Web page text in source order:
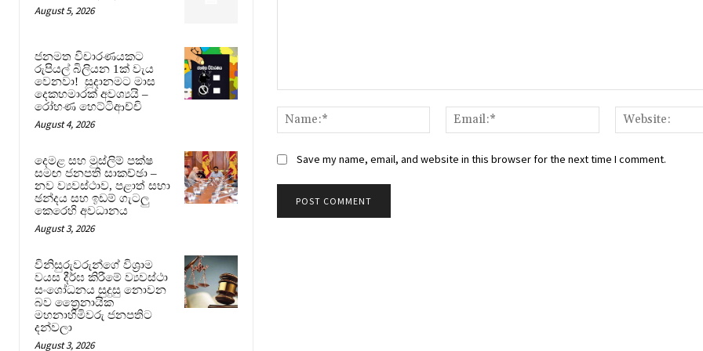
August 5, 2026
ජනමත විචාරණයකට
රුපියල් බිලියන 1ක් වැය
වෙනවා! සූදානමට මාස
දෙකහමාරක් අවශ්‍යයි –
රෝහණ හෙට්ටිආච්චි
August 4, 2026
දෙමළ සහ මුස්ලිම් පක්ෂ
සමඟ ජනපති සාකච්ඡා –
නව ව්‍යවස්ථාව, පළාත් සභා
ඡන්දය සහ ඉඩම් ගැටලු
කෙරෙහි අවධානය
August 3, 2026
විනිසුරුවරුන්ගේ විශ්‍රාම
වයස දීර්ඝ කිරීමේ ව්‍යවස්ථා
සංශෝධනය සුදුසු නොවන
බව ත්‍රෛනායික
මහනාහිමිවරු ජනපතිට
දන්වලා
August 3, 2026
Name:*
Email:*
Save my name, email, and website in this browser for the next time I comment.